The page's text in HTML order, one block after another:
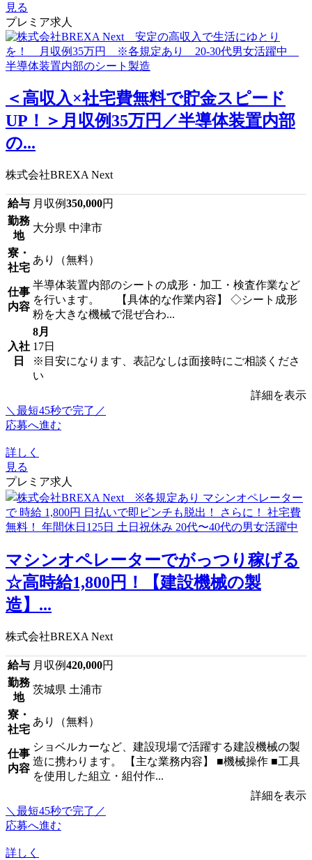
見る
プレミア求人
＜高収入×社宅費無料で貯金スピード
UP！＞月収例35万円／半導体装置内部
の...
株式会社BREXA Next
給与 月収例350,000円
勤務
地
大分県 中津市
寮・
社宅
あり（無料）
仕事
内容
半導体装置内部のシートの成形・加工・検査作業など
を行います。 【具体的な作業内容】 ◇シート成形
粉を大きな機械で混ぜ合わ...
入社
日
8月
17日
※目安になります、表記なしは面接時にご相談くださ
い
詳細を表示
＼最短45秒で完了／
応募へ進む
詳しく
見る
プレミア求人
マシンオペレーターでがっつり稼げる
☆高時給1,800円！【建設機械の製
造】...
株式会社BREXA Next
給与 月収例420,000円
勤務
地
茨城県 土浦市
寮・
社宅
あり（無料）
仕事
内容
ショベルカーなど、建設現場で活躍する建設機械の製
造に携わります。 【主な業務内容】 ■機械操作 ■工具
を使用した組立・組付作...
詳細を表示
＼最短45秒で完了／
応募へ進む
詳しく